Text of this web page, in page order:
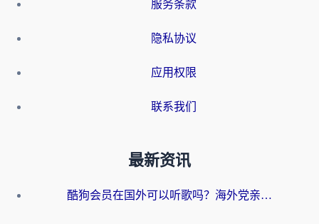
服务条款
隐私协议
应用权限
联系我们
最新资讯
酷狗会员在国外可以听歌吗？海外党亲测有效：3步解决音乐权限难题